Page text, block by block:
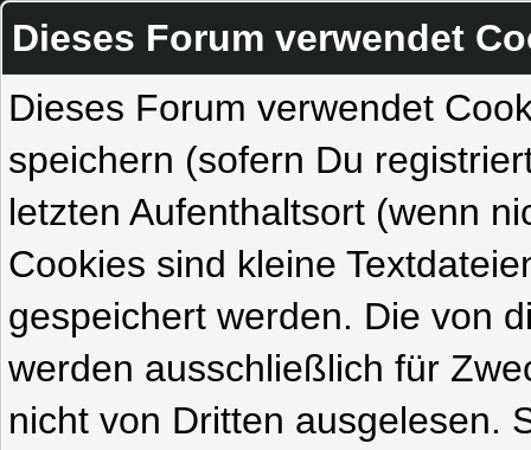
Dieses Forum verwendet
Dieses Forum verwendet
speichern (sofern Du
letzten Aufenthaltsort (wenn
Cookies sind kleine
gespeichert werden. Die von
werden ausschließlich für
nicht von Dritten ausgelesen.